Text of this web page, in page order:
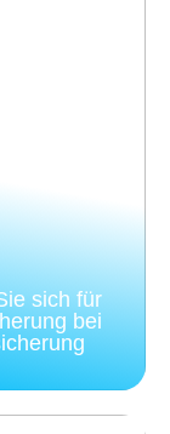
sich für
bei